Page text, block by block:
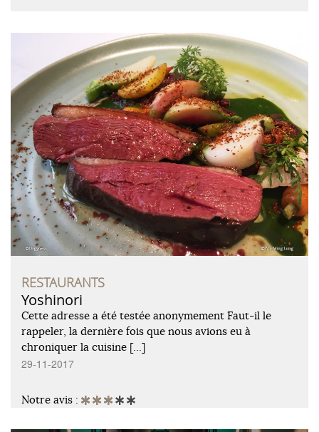
RESTAURANTS
Yoshinori
Cette adresse a été testée anonymement Faut-il le
rappeler, la dernière fois que nous avions eu à
chroniquer la cuisine […]
29-11-2017
Notre avis :